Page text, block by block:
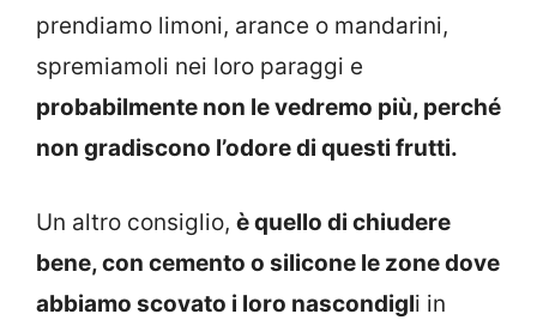
prendiamo limoni, arance o mandarini,
spremiamoli nei loro paraggi e
probabilmente non le vedremo più, perché
non gradiscono l’odore di questi frutti.
Un altro consiglio, è quello di chiudere
bene, con cemento o silicone le zone dove
abbiamo scovato i loro nascondigli in